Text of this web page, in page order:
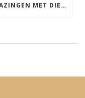
KIRTAN VRIJDAG 3 APRIL ~ MANTRAZINGEN MET DIEDERICK IN LEEUWARDEN